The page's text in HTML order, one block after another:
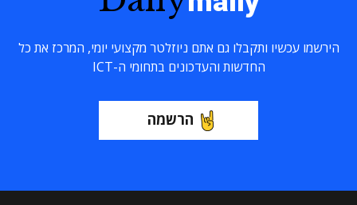
הירשמו עכשיו ותקבלו גם אתם ניוזלטר מקצועי יומי, המרכז את כל
החדשות והעדכונים בתחומי ה-ICT
הרשמה